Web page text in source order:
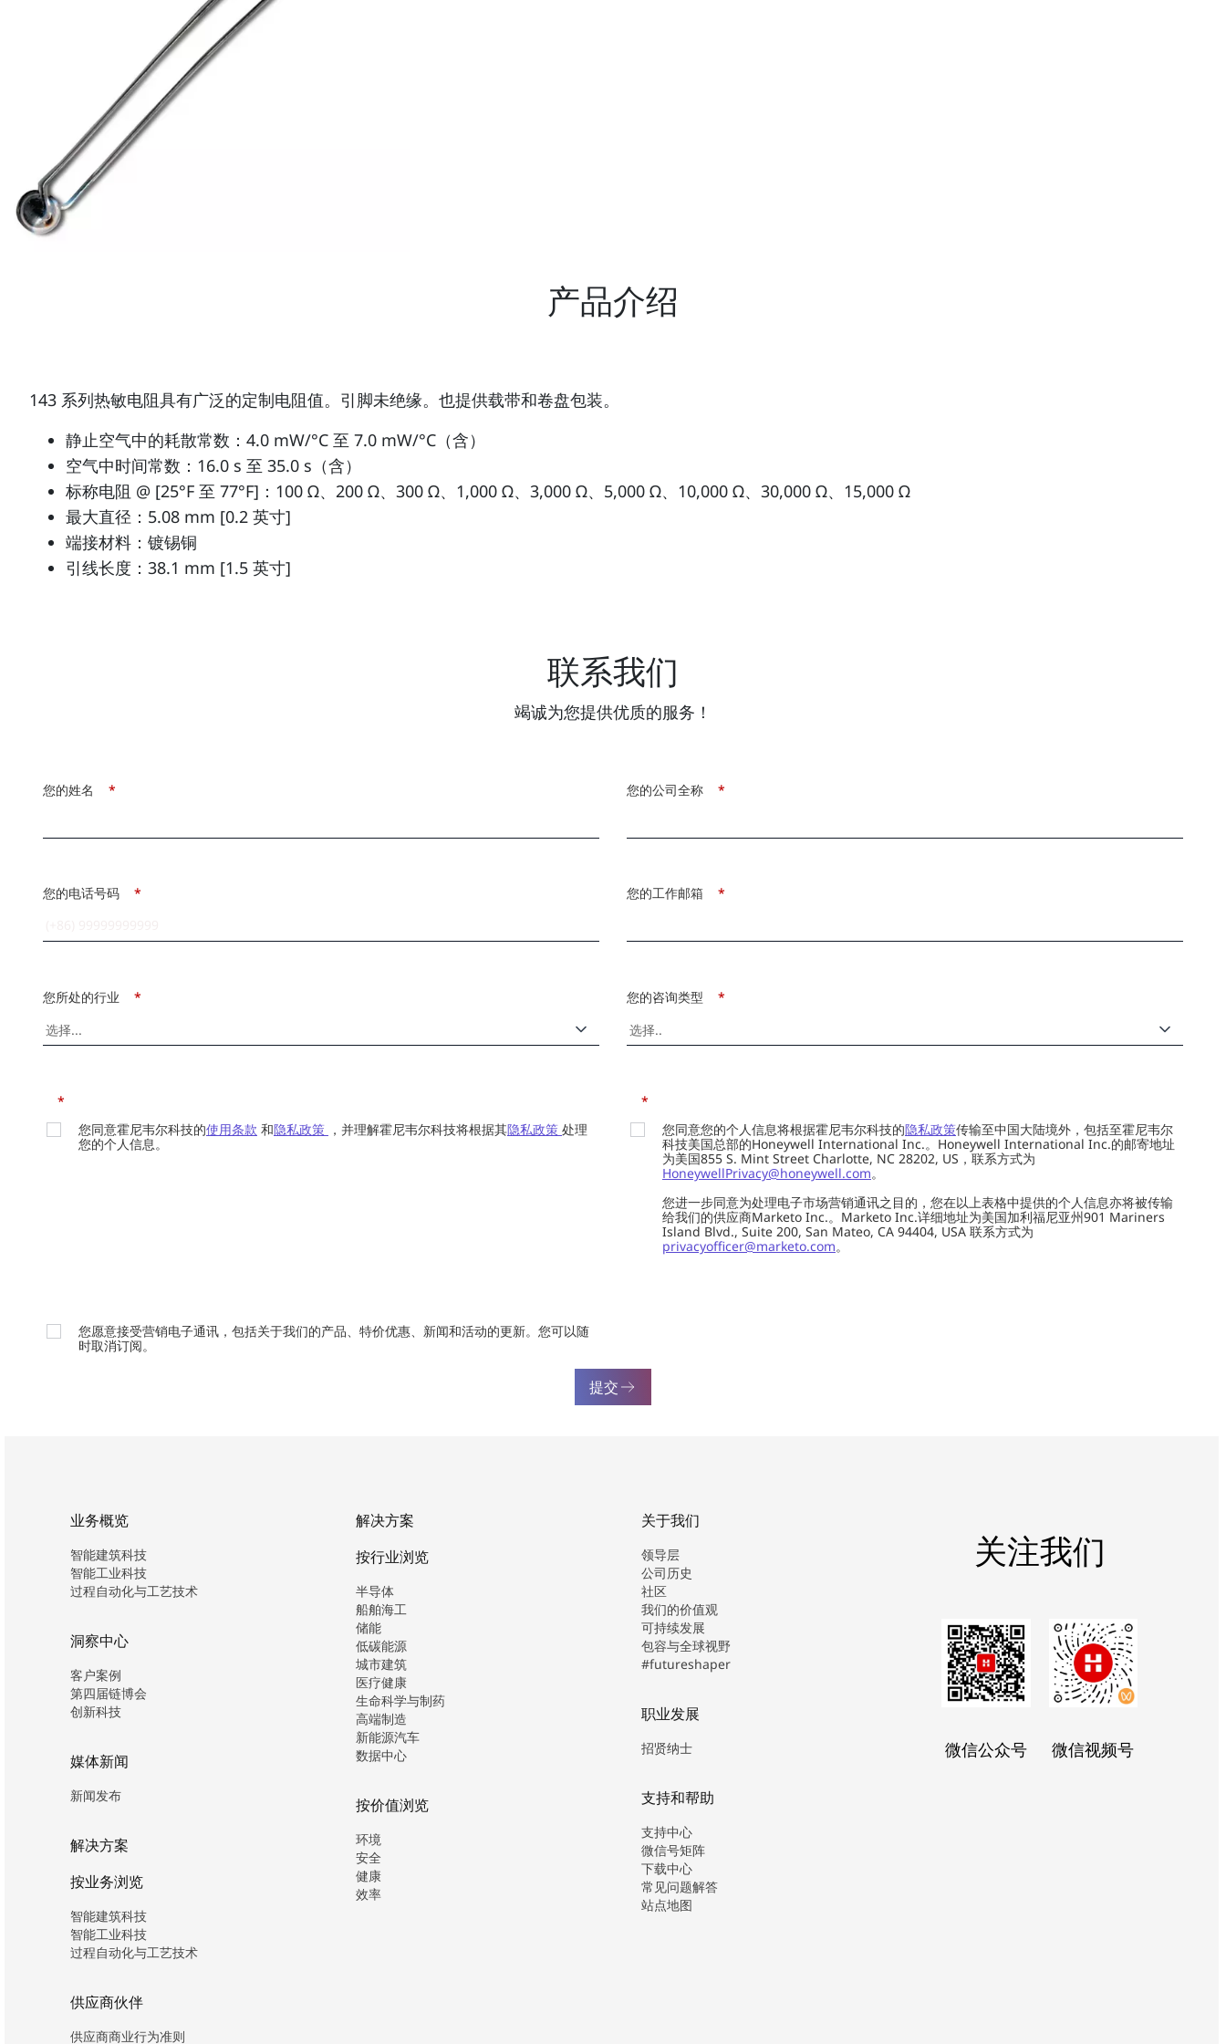
产品介绍
143 系列热敏电阻具有广泛的定制电阻值。引脚未绝缘。也提供载带和卷盘包装。
静止空气中的耗散常数：4.0 mW/°C 至 7.0 mW/°C（含）
空气中时间常数：16.0 s 至 35.0 s（含）
标称电阻 @ [25°F 至 77°F]：100 Ω、200 Ω、300 Ω、1,000 Ω、3,000 Ω、5,000 Ω、10,000 Ω、30,000 Ω、15,000 Ω
最大直径：5.08 mm [0.2 英寸]
端接材料：镀锡铜
引线长度：38.1 mm [1.5 英寸]
联系我们
竭诚为您提供优质的服务！
*
您的姓名 *
您的公司全称
*
您的电话号码 *
您的工作邮箱
*
您所处的行业 *
您的咨询类型
*
您同意霍尼韦尔科技的使用条款 和隐私政策 ，并理解霍尼韦尔科技将根据其隐私政策 处理
您的个人信息。
*
您同意您的个人信息将根据霍尼韦尔科技的隐私政策传输至中国大陆境外，包括至霍尼韦尔
科技美国总部的Honeywell International Inc.。Honeywell International Inc.的邮寄地址
为美国855 S. Mint Street Charlotte, NC 28202, US，联系方式为
HoneywellPrivacy@honeywell.com。
您进一步同意为处理电子市场营销通讯之目的，您在以上表格中提供的个人信息亦将被传输
给我们的供应商Marketo Inc.。Marketo Inc.详细地址为美国加利福尼亚州901 Mariners
Island Blvd., Suite 200, San Mateo, CA 94404, USA 联系方式为
privacyofficer@marketo.com。
您愿意接受营销电子通讯，包括关于我们的产品、特价优惠、新闻和活动的更新。您可以随
时取消订阅。
提交
业务概览
智能建筑科技
智能工业科技
过程自动化与工艺技术
洞察中心
客户案例
第四届链博会
创新科技
媒体新闻
新闻发布
解决方案
按业务浏览
智能建筑科技
智能工业科技
过程自动化与工艺技术
供应商伙伴
供应商商业行为准则
解决方案
按行业浏览
半导体
船舶海工
储能
低碳能源
城市建筑
医疗健康
生命科学与制药
高端制造
新能源汽车
数据中心
按价值浏览
环境
安全
健康
效率
关于我们
领导层
公司历史
社区
我们的价值观
可持续发展
包容与全球视野
#futureshaper
职业发展
招贤纳士
支持和帮助
支持中心
微信号矩阵
下载中心
常见问题解答
站点地图
关注我们
微信公众号 微信视频号